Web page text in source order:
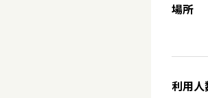
場所
利用人